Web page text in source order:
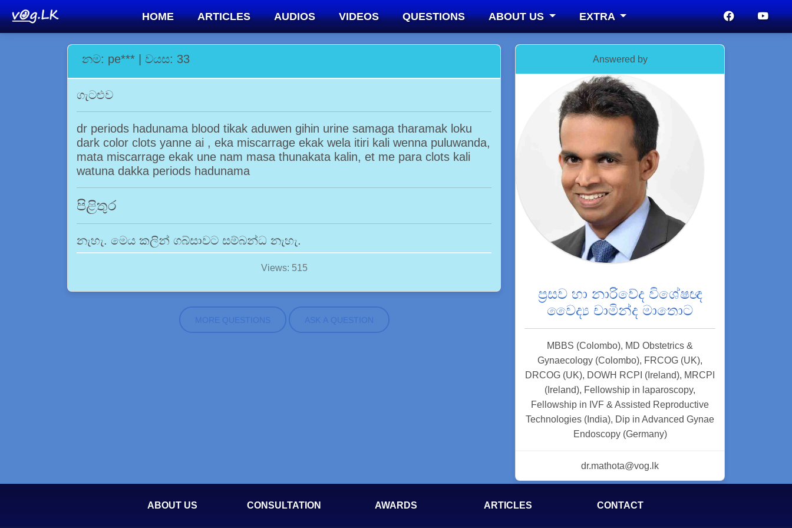
HOME ARTICLES AUDIOS VIDEOS QUESTIONS ABOUT US EXTRA
නම: pe*** | වයස: 33
ගැටළුව
dr periods hadunama blood tikak aduwen gihin urine samaga tharamak loku
dark color clots yanne ai , eka miscarrage ekak wela itiri kali wenna puluwanda,
mata miscarrage ekak une nam masa thunakata kalin, et me para clots kali
watuna dakka periods hadunama
පිළිතුර
නැහැ. මෙය කලින් ගබ්සාවට සම්බන්ධ නැහැ.
Views: 515
MORE QUESTIONS ASK A QUESTION
Answered by
ප්‍රසව හා නාරිවේද විශේෂඥ
වෛද්‍ය චාමින්ද මාතොට
MBBS (Colombo), MD Obstetrics &
Gynaecology (Colombo), FRCOG (UK),
DRCOG (UK), DOWH RCPI (Ireland), MRCPI
(Ireland), Fellowship in laparoscopy,
Fellowship in IVF & Assisted Reproductive
Technologies (India), Dip in Advanced Gynae
Endoscopy (Germany)
dr.mathota@vog.lk
ABOUT US CONSULTATION AWARDS ARTICLES CONTACT